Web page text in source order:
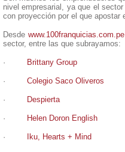
nivel empresarial, ya que el
con proyección por el que apostar
Desde www.100franquicias.com.pe
sector, entre las que subrayamos:
· Brittany Group
· Colegio Saco Oliveros
· Despierta
· Helen Doron English
· Iku, Hearts + Mind